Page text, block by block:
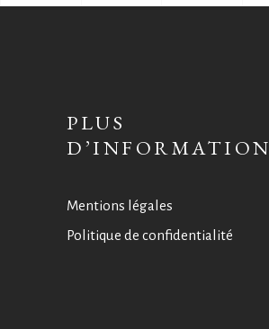
PLUS
D’INFORMATION
Mentions légales
Politique de confidentialité